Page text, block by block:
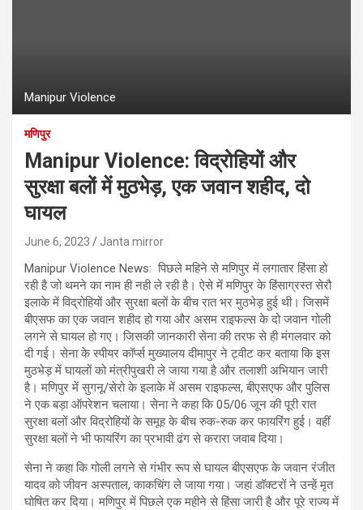
Manipur Violence
मणिपुर
Manipur Violence: विद्रोहियों और
सुरक्षा बलों में मुठभेड़, एक जवान शहीद, दो
घायल
June 6, 2023 Janta mirror
Manipur Violence News: पिछले महिने से मणिपुर में लगातार हिंसा हो
रही है जो थमने का नाम ही नही ले रही है। ऐसे में मणिपुर के हिंसाग्रस्त सेरौ
इलाके में विद्रोहियों और सुरक्षा बलों के बीच रात भर मुठभेड़ हुई थी। जिसमें
बीएसफ का एक जवान शहीद हो गया और असम राइफल्स के दो जवान गोली
लगने से घायल हो गए। जिसकी जानकारी सेना की तरफ से ही मंगलवार को
दी गई। सेना के स्पीयर कॉर्प्स मुख्यालय दीमापुर ने ट्वीट कर बताया कि इस
मुठभेड़ में घायलों को मंत्रीपुखरी ले जाया गया है और तलाशी अभियान जारी
है। मणिपुर में सुगनू/सेरो के इलाके में असम राइफल्स, बीएसएफ और पुलिस
ने एक बड़ा ऑपरेशन चलाया। सेना ने कहा कि 05/06 जून की पूरी रात
सुरक्षा बलों और विद्रोहियों के समूह के बीच रुक-रुक कर फायरिंग हुई। वहीं
सुरक्षा बलों ने भी फायरिंग का प्रभावी ढंग से करारा जवाब दिया।
सेना ने कहा कि गोली लगने से गंभीर रूप से घायल बीएसएफ के जवान रंजीत
यादव को जीवन अस्पताल, काकचिंग ले जाया गया। जहां डॉक्टरों ने उन्हें मृत
घोषित कर दिया। मणिपुर में पिछले एक महीने से हिंसा जारी है और पूरे राज्य में